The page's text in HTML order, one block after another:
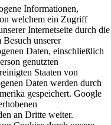
Informationen,
welchem ein Zugriff
Internetseite durch die
Besuch unserer
Daten, einschließlich
genutzten
Staaten von
Daten werden durch
gespeichert. Google
an Dritte weiter.